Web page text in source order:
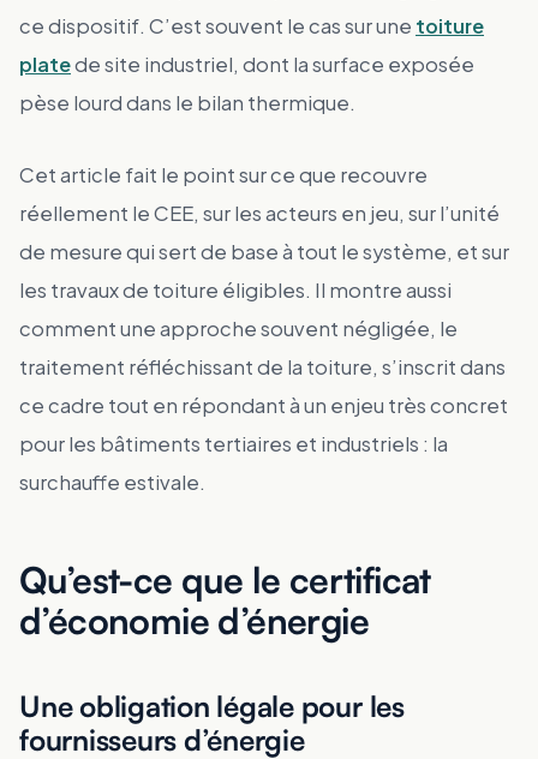
ce dispositif. C’est souvent le cas sur une toiture
platede site industriel, dont la surface exposée
pèse lourd dans le bilan thermique.
Cet article fait le point sur ce que recouvre
réellement le CEE, sur les acteurs en jeu, sur l’unité
de mesure qui sert de base à tout le système, et sur
les travaux de toiture éligibles. Il montre aussi
comment une approche souvent négligée, le
traitement réfléchissant de la toiture, s’inscrit dans
ce cadre tout en répondant à un enjeu très concret
pour les bâtiments tertiaires et industriels : la
surchauffe estivale.
Qu’est-ce que le certificat
d’économie d’énergie
Une obligation légale pour les
fournisseurs d’énergie